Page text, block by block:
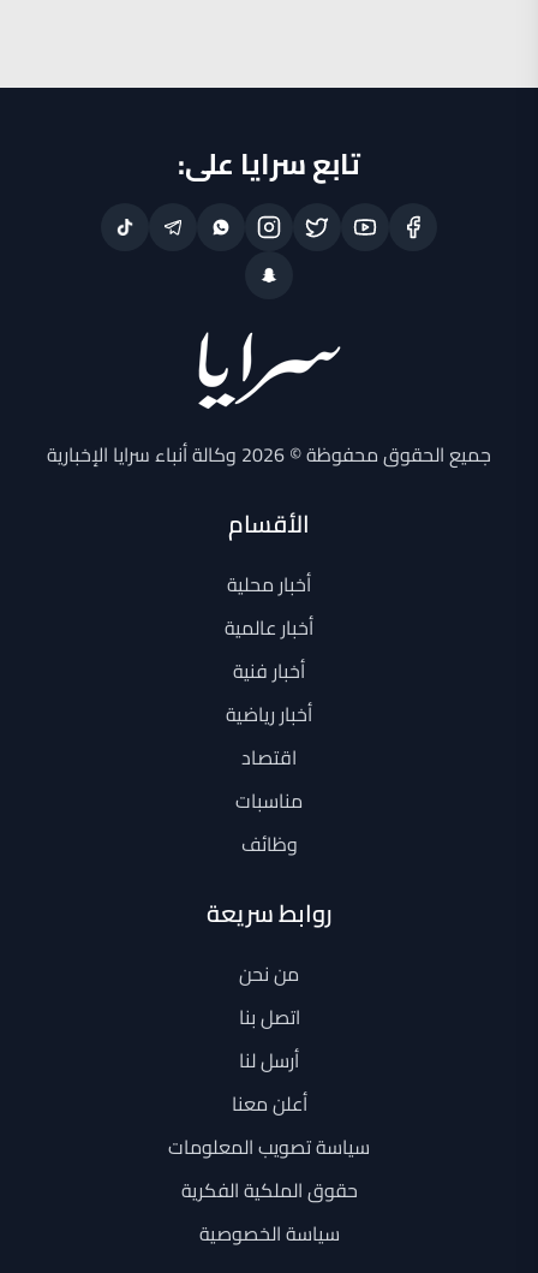
تابع سرايا على:
جميع الحقوق محفوظة © 2026 وكالة أنباء سرايا الإخبارية
الأقسام
أخبار محلية
أخبار عالمية
أخبار فنية
أخبار رياضية
اقتصاد
مناسبات
وظائف
روابط سريعة
من نحن
اتصل بنا
أرسل لنا
أعلن معنا
سياسة تصويب المعلومات
حقوق الملكية الفكرية
سياسة الخصوصية